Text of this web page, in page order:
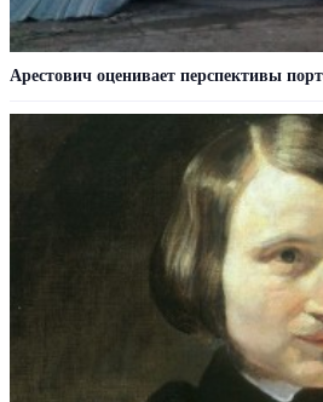
Арестович оценивает перспективы